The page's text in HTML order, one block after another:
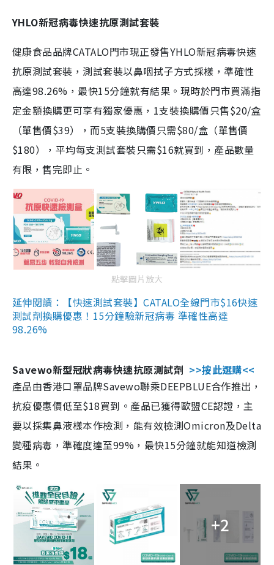
YHLO新冠病毒快速抗原測試套裝
健康食品品牌CATALO門市現正發售YHLO新冠病毒快速
抗原測試套裝，測試套裝以鼻咽拭子方式採樣，準確性
高達98.26%，最快15分鐘就有結果。現時於門市買滿指
定金額換購更可享有獨家優惠，1支裝換購價只售$20/盒
（單售價$39），而5支裝換購價只需$80/盒（單售價
$180），平均每支測試套裝只需$16就買到，產品數量
有限，售完即止。
點擊圖片放大
延伸閱讀：【快速測試套裝】CATALO全線門市$16快速
測試劑換購優惠！15分鐘驗新冠病毒 準確性高達
98.26%
Savewo新型冠狀病毒快速抗原測試劑 >>按此選購<<
產品由香港口罩品牌Savewo聯乘DEEPBLUE合作推出，
抗疫優惠價低至$18買到。產品已獲得歐盟CE認證，主
要以採集鼻液樣本作檢測，能有效檢測Omicron及Delta
變種病毒，準確度達至99%，最快15分鐘就能知道檢測
結果。
+2